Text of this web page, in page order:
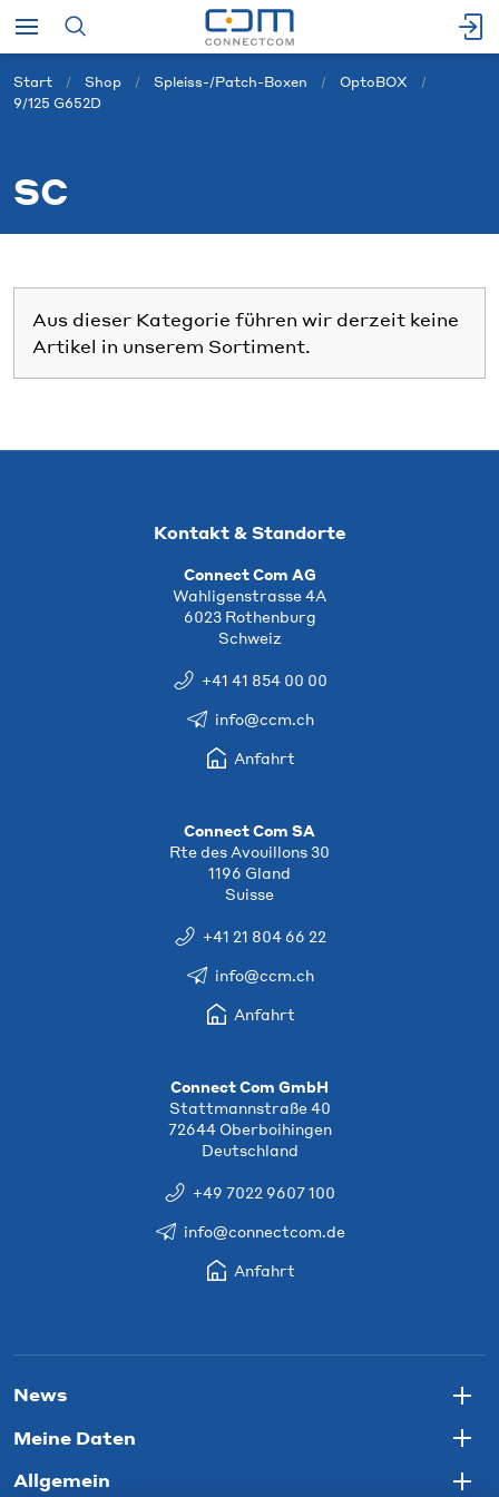
Start Shop Spleiss-/Patch-Boxen
OptoBOX
9/125 G652D
SC
Aus dieser Kategorie führen wir derzeit keine
Artikel in unserem Sortiment.
Kontakt & Standorte
Connect Com AG
Wahligenstrasse 4A
6023 Rothenburg
Schweiz
+41 41 854 00 00
info@ccm.ch
Anfahrt
Connect Com SA
Rte des Avouillons 30
1196 Gland
Suisse
+41 21 804 66 22
info@ccm.ch
Anfahrt
Connect Com GmbH
Stattmannstraße 40
72644 Oberboihingen
Deutschland
+49 7022 9607 100
info@connectcom.de
Anfahrt
News
Meine Daten
Allgemein